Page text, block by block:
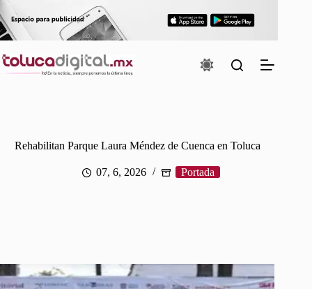
Saltar
al
contenido
Rehabilitan Parque Laura Méndez de Cuenca en Toluca
07, 6, 2026 Portada